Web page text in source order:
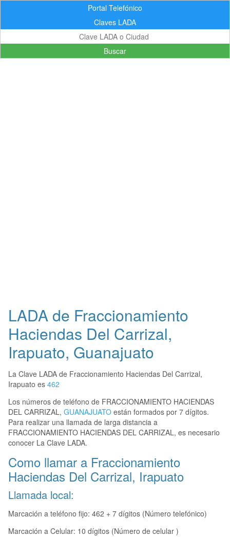
Portal Telefónico
Claves LADA
Buscar
LADA de Fraccionamiento
Haciendas Del Carrizal,
Irapuato, Guanajuato
La Clave LADA de Fraccionamiento Haciendas Del Carrizal,
Irapuato es 462
Los números de teléfono de FRACCIONAMIENTO HACIENDAS
DEL CARRIZAL, GUANAJUATO están formados por 7 dígitos.
Para realizar una llamada de larga distancia a
FRACCIONAMIENTO HACIENDAS DEL CARRIZAL, es necesario
conocer La Clave LADA.
Como llamar a Fraccionamiento
Haciendas Del Carrizal, Irapuato
Llamada local:
Marcación a teléfono fijo: 462 + 7 dígitos (Número telefónico)
Marcación a Celular: 10 dígitos (Número de celular )